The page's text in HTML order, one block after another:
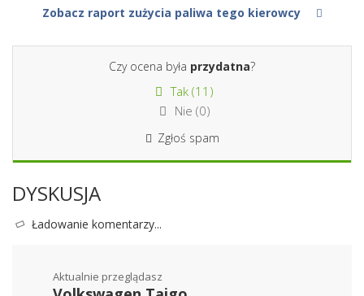
Zobacz raport zużycia paliwa tego kierowcy
Czy ocena była przydatna?
Tak (11 )
Nie (0)
Zgłoś spam
DYSKUSJA
Ładowanie komentarzy...
Aktualnie przeglądasz